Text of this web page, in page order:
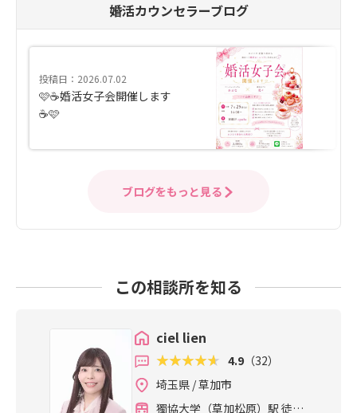
婚活カウンセラーブログ
投稿日：2026.07.02
🩷☕️婚活女子会開催します
☕️🩷
ブログをもっと見る
この相談所を知る
ciel lien
4.9 （32）
埼玉県 / 草加市
獨協大学（草加松原）駅 徒歩